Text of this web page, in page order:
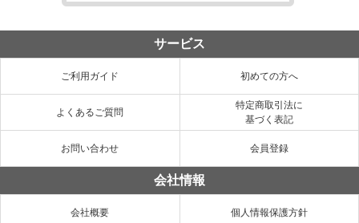
サービス
ご利用ガイド 初めての方へ
よくあるご質問
特定商取引法に
基づく表記
お問い合わせ 会員登録
会社情報
会社概要 個人情報保護方針